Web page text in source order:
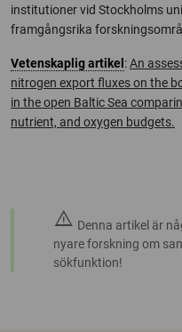
institutioner vid Stockholms
framgångsrika
Vetenskaplig artikel :An
nitrogen export fluxes on the
in the open Baltic Sea
nutrient, and oxygen budgets.
warning Denna artikel är
nyare forskning om
sökfunktion!